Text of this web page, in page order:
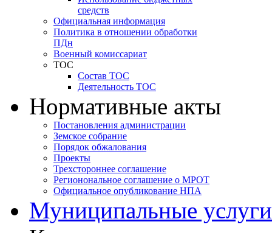
средств
Официальная информация
Политика в отношении обработки
ПДн
Военный комиссариат
ТОС
Состав ТОС
Деятельность ТОС
Нормативные акты
Постановления администрации
Земское собрание
Порядок обжалования
Проекты
Трехстороннее соглашение
Регионональное соглашение о МРОТ
Официальное опубликование НПА
Муниципальные услуги